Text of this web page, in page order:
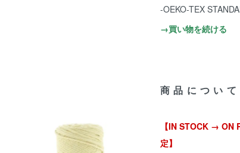
-OEKO-TEX
→買い物を続ける
商品について
【IN STOCK → ON
定】